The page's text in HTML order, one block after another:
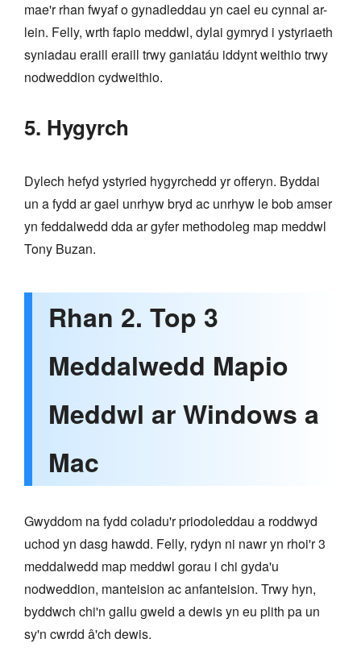
mae'r rhan fwyaf o gynadleddau yn cael eu cynnal ar-
lein. Felly, wrth fapio meddwl, dylai gymryd i ystyriaeth
syniadau eraill eraill trwy ganiatáu iddynt weithio trwy
nodweddion cydweithio.
5. Hygyrch
Dylech hefyd ystyried hygyrchedd yr offeryn. Byddai
un a fydd ar gael unrhyw bryd ac unrhyw le bob amser
yn feddalwedd dda ar gyfer methodoleg map meddwl
Tony Buzan.
Rhan 2. Top 3
Meddalwedd Mapio
Meddwl ar Windows a
Mac
Gwyddom na fydd coladu'r priodoleddau a roddwyd
uchod yn dasg hawdd. Felly, rydyn ni nawr yn rhoi'r 3
meddalwedd map meddwl gorau i chi gyda'u
nodweddion, manteision ac anfanteision. Trwy hyn,
byddwch chi'n gallu gweld a dewis yn eu plith pa un
sy'n cwrdd â'ch dewis.